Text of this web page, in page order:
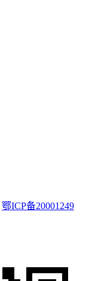
鄂ICP备20001249